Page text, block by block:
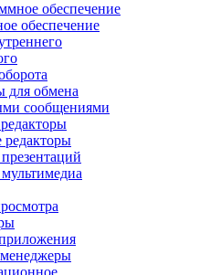
обеспечение
обеспечение
для обмена
сообщениями